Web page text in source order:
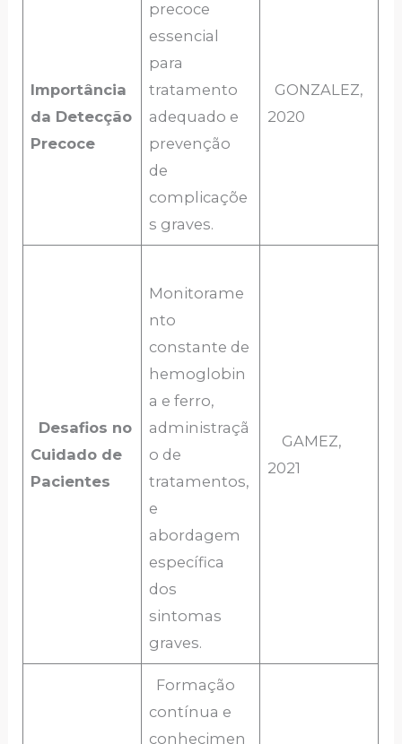
Importância
da Detecção
Precoce
precoce
essencial
para
tratamento
adequado e
prevenção
de
complicaçõe
s graves.
GONZALEZ,
2020
Desafios no
Cuidado de
Pacientes
Monitorame
nto
constante de
hemoglobin
a e ferro,
administraçã
o de
tratamentos,
e
abordagem
específica
dos
sintomas
graves.
GAMEZ,
2021
Formação
contínua e
conhecimen